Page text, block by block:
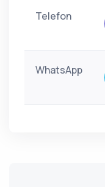
Telefon
WhatsApp